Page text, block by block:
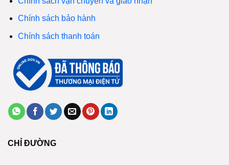
Chính sách bảo hành
Chính sách thanh toán
CHỈ ĐƯỜNG